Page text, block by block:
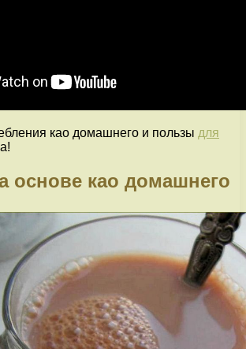
као домашнего и пользы для
основе као домашнего